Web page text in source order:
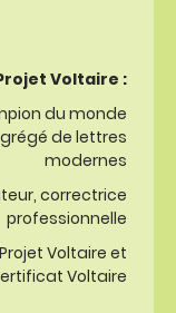
Voltaire :
du monde
de lettres
modernes
correctrice
professionnelle
Voltaire et
Voltaire